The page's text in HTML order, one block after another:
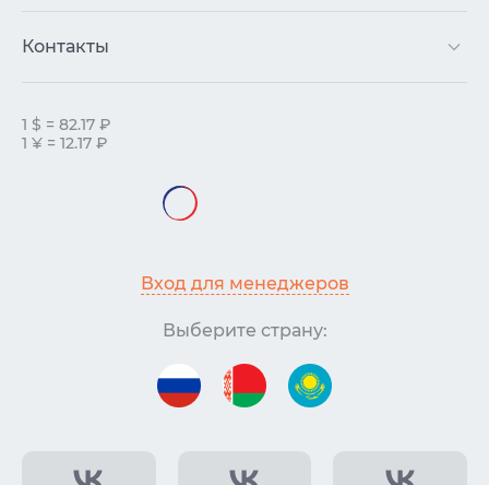
Контакты
1 $ = 82.17 ₽
1 ¥ = 12.17 ₽
Вход для менеджеров
Выберите страну: